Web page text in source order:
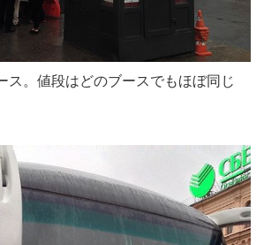
ス。値段はどのブースでもほぼ同じ